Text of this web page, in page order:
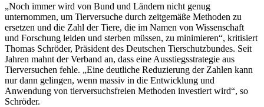
„Noch immer wird von Bund und Ländern nicht genug
unternommen, um Tierversuche durch zeitgemäße Methoden zu
ersetzen und die Zahl der Tiere, die im Namen von Wissenschaft
und Forschung leiden und sterben müssen, zu minimieren“, kritisiert
Thomas Schröder, Präsident des Deutschen Tierschutzbundes. Seit
Jahren mahnt der Verband an, dass eine Ausstiegsstrategie aus
Tierversuchen fehle. „Eine deutliche Reduzierung der Zahlen kann
nur dann gelingen, wenn massiv in die Entwicklung und
Anwendung von tierversuchsfreien Methoden investiert wird“, so
Schröder.